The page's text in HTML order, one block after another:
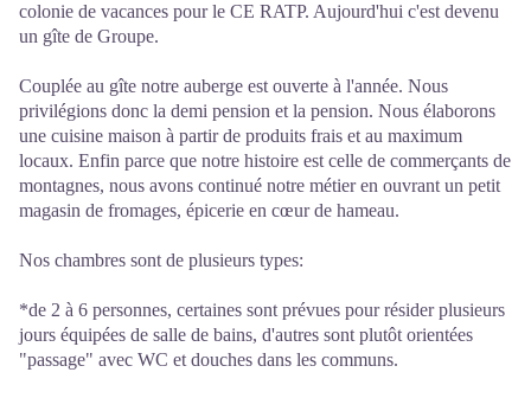
colonie de vacances pour le CE RATP. Aujourd'hui c'est devenu
un gîte de Groupe.
Couplée au gîte notre auberge est ouverte à l'année. Nous
privilégions donc la demi pension et la pension. Nous élaborons
une cuisine maison à partir de produits frais et au maximum
locaux. Enfin parce que notre histoire est celle de commerçants de
montagnes, nous avons continué notre métier en ouvrant un petit
magasin de fromages, épicerie en cœur de hameau.
Nos chambres sont de plusieurs types:
*de 2 à 6 personnes, certaines sont prévues pour résider plusieurs
jours équipées de salle de bains, d'autres sont plutôt orientées
"passage" avec WC et douches dans les communs.